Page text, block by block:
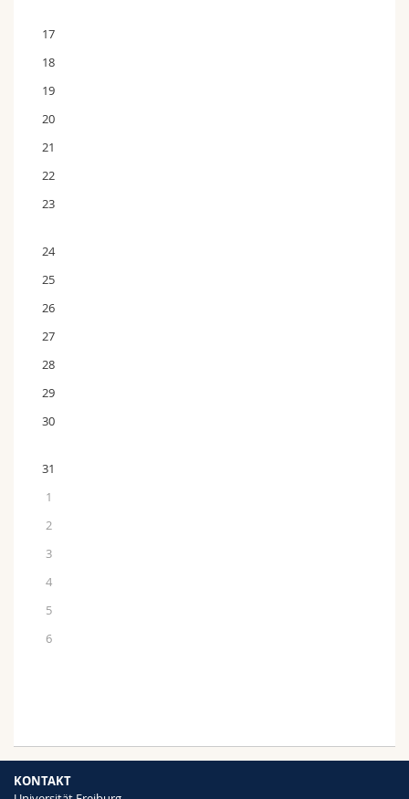
17
18
19
20
21
22
23
24
25
26
27
28
29
30
31
1
2
3
4
5
6
KONTAKT